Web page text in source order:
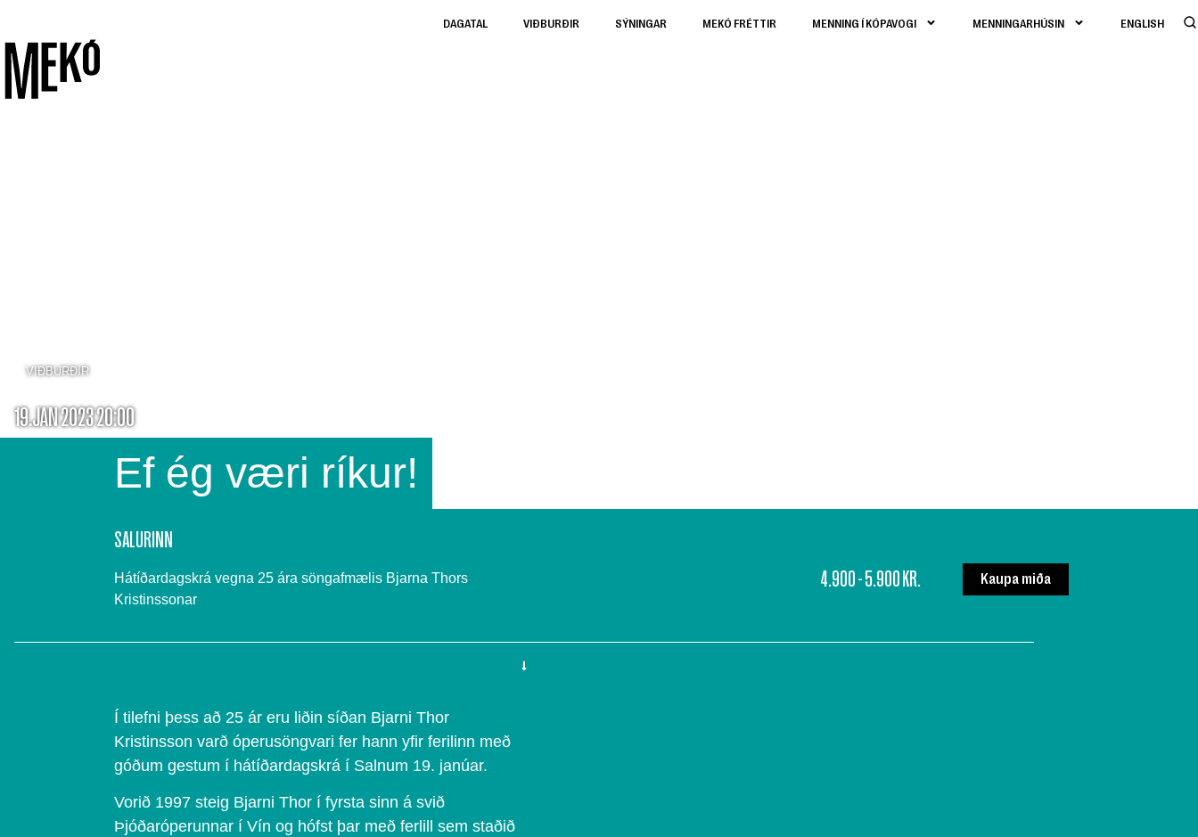
DAGATAL VIÐBURÐIR SÝNINGAR MEKÓ FRÉTTIR MENNING Í KÓPAVOGI MENNINGARHÚSIN ENGLISH
VIÐBURÐIR
19.JAN 2023 20:00
Ef ég væri ríkur!
SALURINN
Hátíðardagskrá vegna 25 ára söngafmælis Bjarna Thors
Kristinssonar
4.900 - 5.900 KR. Kaupa miða
Í tilefni þess að 25 ár eru liðin síðan Bjarni Thor
Kristinsson varð óperusöngvari fer hann yfir ferilinn með
góðum gestum í hátíðardagskrá í Salnum 19. janúar.
Vorið 1997 steig Bjarni Thor í fyrsta sinn á svið
Þjóðaróperunnar í Vín og hófst þar með ferlill sem staðið